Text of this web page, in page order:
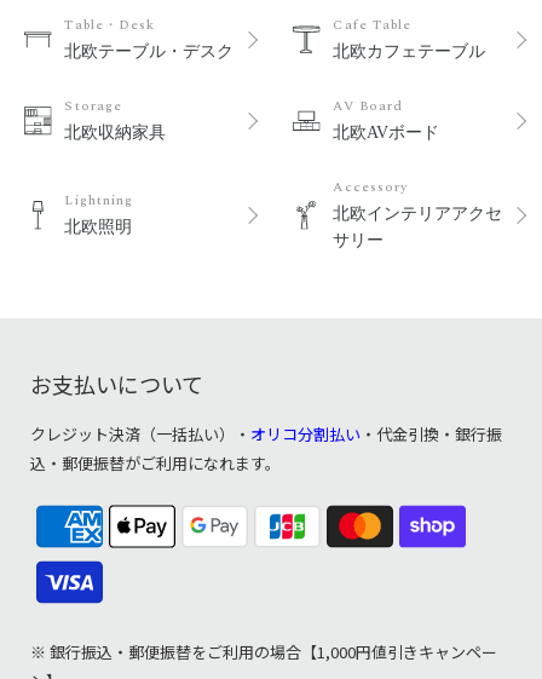
Table・Desk
北欧テーブル・デスク
Cafe Table
北欧カフェテーブル
Storage
北欧収納家具
AV Board
北欧AVボード
Lightning
北欧照明
Accessory
北欧インテリアアクセ
サリー
お支払いについて
クレジット決済（一括払い）・ オリコ分割払い ・代金引換・銀行振
込・郵便振替がご利用になれます。
※ 銀行振込・郵便振替をご利用の場合【1,000円値引きキャンペー